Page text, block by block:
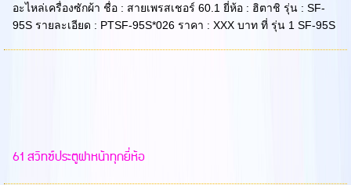
อะไหล่เครื่องซักผ้า ชื่อ : สายเพรสเชอร์ 60.1 ยี่ห้อ : ฮิตาชิ รุ่น : SF-
95S รายละเอียด : PTSF-95S*026 ราคา : XXX บาท ที่ รุ่น 1 SF-95S
61 สวิทซ์ประตูฝาหน้าทุกยี่ห้อ